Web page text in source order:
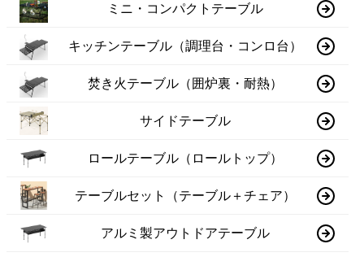
ミニ・コンパクトテーブル
キッチンテーブル（調理台・コンロ台）
焚き火テーブル（囲炉裏・耐熱）
サイドテーブル
ロールテーブル（ロールトップ）
テーブルセット（テーブル＋チェア）
アルミ製アウトドアテーブル